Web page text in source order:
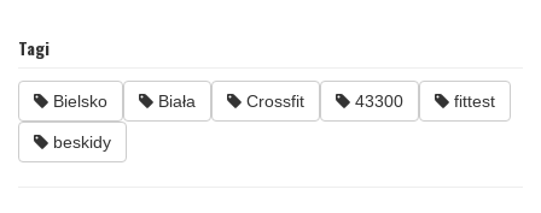
Tagi
Bielsko Biała Crossfit 43300 fittest
beskidy